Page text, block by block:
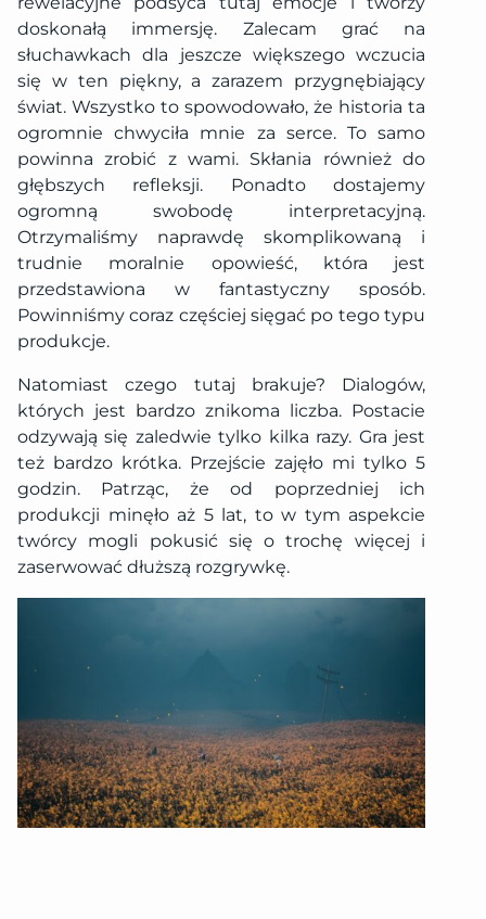
doskonałą immersję. Zalecam grać na
słuchawkach dla jeszcze większego wczucia
się w ten piękny, a zarazem przygnębiający
świat. Wszystko to spowodowało, że historia ta
ogromnie chwyciła mnie za serce. To samo
powinna zrobić z wami. Skłania również do
głębszych refleksji. Ponadto dostajemy
ogromną swobodę interpretacyjną.
Otrzymaliśmy naprawdę skomplikowaną i
trudnie moralnie opowieść, która jest
przedstawiona w fantastyczny sposób.
Powinniśmy coraz częściej sięgać po tego typu
produkcje.
Natomiast czego tutaj brakuje? Dialogów,
których jest bardzo znikoma liczba. Postacie
odzywają się zaledwie tylko kilka razy. Gra jest
też bardzo krótka. Przejście zajęło mi tylko 5
godzin. Patrząc, że od poprzedniej ich
produkcji minęło aż 5 lat, to w tym aspekcie
twórcy mogli pokusić się o trochę więcej i
zaserwować dłuższą rozgrywkę.